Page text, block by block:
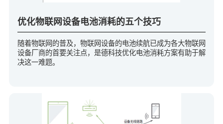
优化物联网设备电池消耗的五个技巧
随着物联网的普及，物联网设备的电池续航已成为各大物联网
设备厂商的首要关注点，是德科技优化电池消耗方案有助于解
决这一难题。